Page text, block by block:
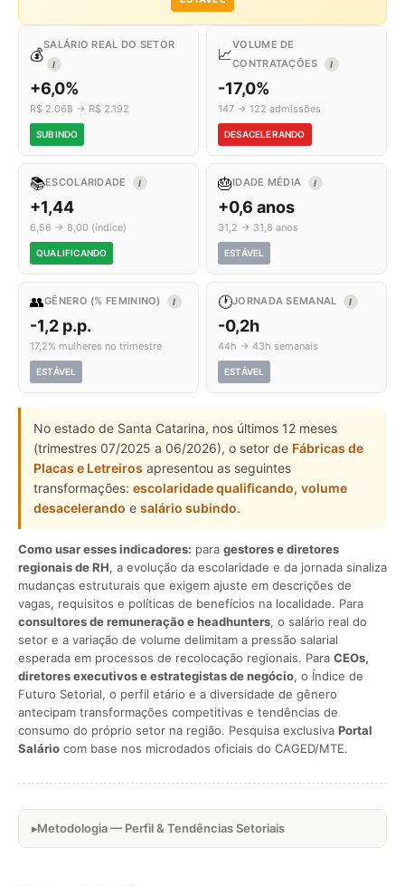
💰
SALÁRIO REAL DO SETOR
I
+6,0%
R$ 2.068 → R$ 2.192
SUBINDO
📈
VOLUME DE
CONTRATAÇÕES
I
-17,0%
147 → 122 admissões
DESACELERANDO
📚ESCOLARIDADE I
+1,44
6,56 → 8,00 (índice)
QUALIFICANDO
🎂IDADE MÉDIA I
+0,6 anos
31,2 → 31,8 anos
ESTÁVEL
👥GÊNERO (% FEMININO) I
-1,2 p.p.
17,2% mulheres no trimestre
ESTÁVEL
🕐JORNADA SEMANAL I
-0,2h
44h → 43h semanais
ESTÁVEL
No estado de Santa Catarina, nos últimos 12 meses
(trimestres 07/2025 a 06/2026), o setor de Fábricas de
Placas e Letreiros apresentou as seguintes
transformações: escolaridade qualificando, volume
desacelerando e salário subindo.
Como usar esses indicadores: para gestores e diretores
regionais de RH, a evolução da escolaridade e da jornada sinaliza
mudanças estruturais que exigem ajuste em descrições de
vagas, requisitos e políticas de benefícios na localidade. Para
consultores de remuneração e headhunters, o salário real do
setor e a variação de volume delimitam a pressão salarial
esperada em processos de recolocação regionais. Para CEOs,
diretores executivos e estrategistas de negócio, o Índice de
Futuro Setorial, o perfil etário e a diversidade de gênero
antecipam transformações competitivas e tendências de
consumo do próprio setor na região. Pesquisa exclusiva Portal
Salário com base nos microdados oficiais do CAGED/MTE.
Metodologia — Perfil & Tendências Setoriais